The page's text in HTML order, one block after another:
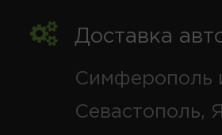
Доставка
Симферополь
Севастополь,